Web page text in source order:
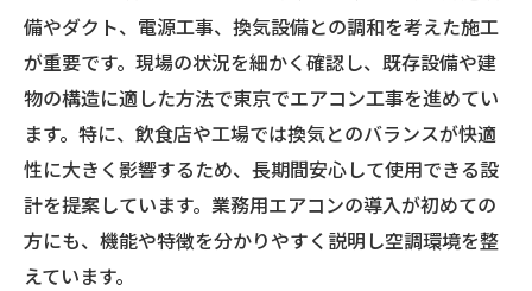
備やダクト、電源工事、換気設備との調和を考えた施工
が重要です。現場の状況を細かく確認し、既存設備や建
物の構造に適した方法で東京でエアコン工事を進めてい
ます。特に、飲食店や工場では換気とのバランスが快適
性に大きく影響するため、長期間安心して使用できる設
計を提案しています。業務用エアコンの導入が初めての
方にも、機能や特徴を分かりやすく説明し空調環境を整
えています。